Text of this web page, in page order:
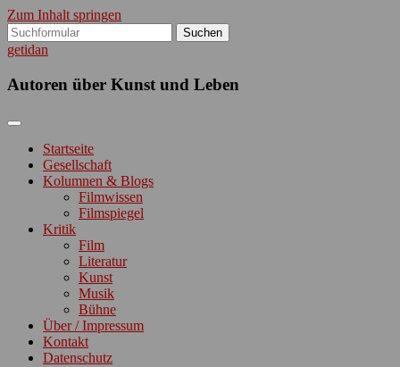
Zum Inhalt springen
Suchen
nach:
getidan
Autoren über Kunst und Leben
Startseite
Gesellschaft
Kolumnen & Blogs
Filmwissen
Filmspiegel
Kritik
Film
Literatur
Kunst
Musik
Bühne
Über / Impressum
Kontakt
Datenschutz